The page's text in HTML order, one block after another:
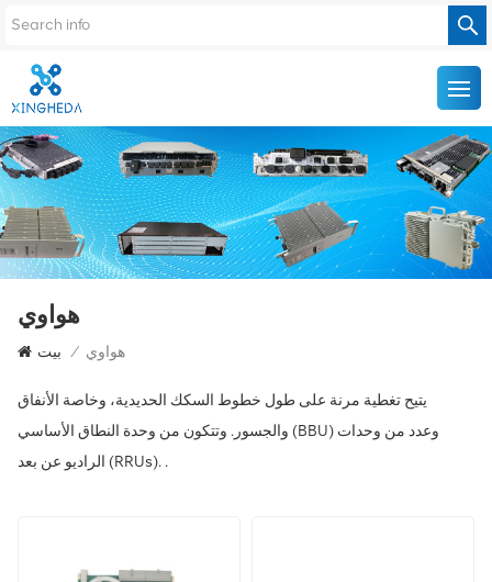
هواوي
بيت / هواوي
يتيح تغطية مرنة على طول خطوط السكك الحديدية، وخاصة الأنفاق
والجسور. وتتكون من وحدة النطاق الأساسي (BBU) وعدد من وحدات
الراديو عن بعد (RRUs). .